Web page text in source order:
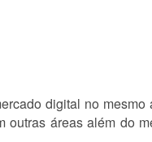
digital no mesmo
outras áreas além do